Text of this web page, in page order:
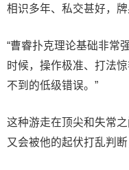
相识多年、私交甚好，
“曹睿扑克理论基础非常
时候，操作极准、打法
不到的低级错误。”
这种游走在顶尖和失常
又会被他的起伏打乱判断